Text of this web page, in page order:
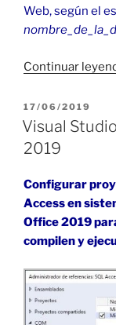
Web, según el
Continuar
PUBLICADO
EL
17/06/2019
Visual
2019
Configurar
Access en
Office 2019
compilen y